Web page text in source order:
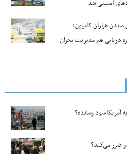
امنیتی شد
هزاران کامیون؛
دریایی هم مدیریت بحران
سود رسانده؟
ضرر می‌کند؟